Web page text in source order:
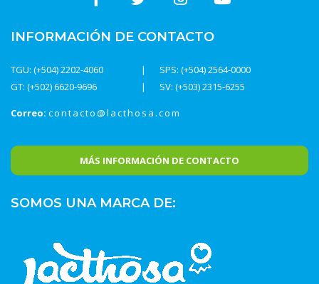
INFORMACIÓN DE CONTACTO
TGU: (+504) 2202-4060
SPS: (+504) 2564-0000
SV: (+503) 2315-6255
GT: (+502) 6620-9696
Correo: contacto@lacthosa.com
MÁS INFORMACIÓN DE CONTACTO
SOMOS UNA MARCA DE: